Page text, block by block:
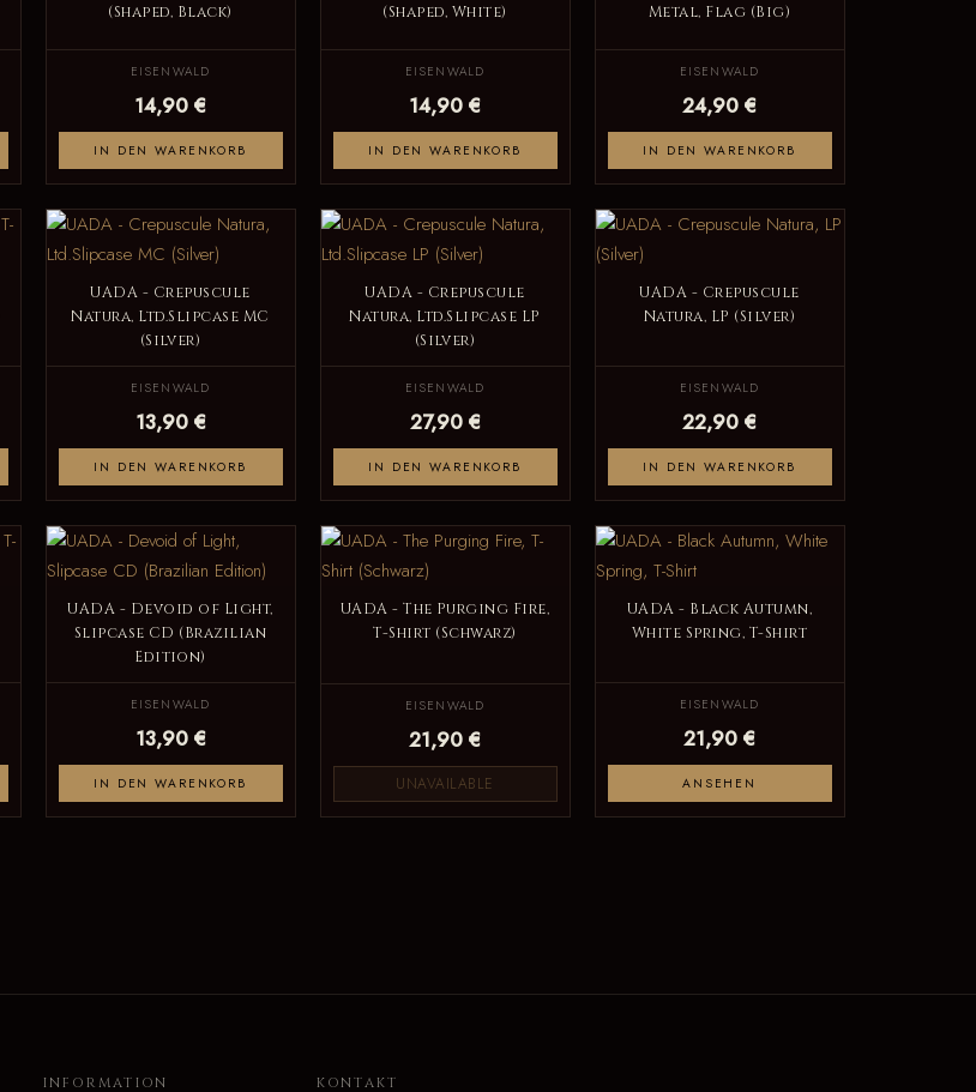
(Shaped, Black)
EISENWALD
14,90 €
IN DEN WARENKORB
(Shaped, White)
EISENWALD
14,90 €
IN DEN WARENKORB
Metal, Flag (Big)
EISENWALD
24,90 €
IN DEN WARENKORB
UADA - Crepuscule
Natura, Ltd.Slipcase MC
(Silver)
EISENWALD
13,90 €
IN DEN WARENKORB
UADA - Crepuscule
Natura, Ltd.Slipcase LP
(Silver)
EISENWALD
27,90 €
IN DEN WARENKORB
UADA - Crepuscule
Natura, LP (Silver)
EISENWALD
22,90 €
IN DEN WARENKORB
UADA - Devoid of Light,
Slipcase CD (Brazilian
Edition)
EISENWALD
13,90 €
IN DEN WARENKORB
UADA - The Purging Fire,
T-Shirt (Schwarz)
EISENWALD
21,90 €
UNAVAILABLE
UADA - Black Autumn,
White Spring, T-Shirt
EISENWALD
21,90 €
ANSEHEN
INFORMATION KONTAKT